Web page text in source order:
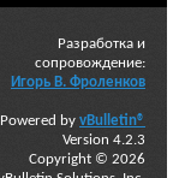
Разработка и
сопровождение:
Игорь В. Фроленков
Powered by vBulletin®
Version 4.2.3
Copyright © 2026